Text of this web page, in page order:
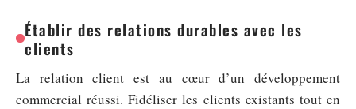
Établir des relations durables avec les
clients
La relation client est au cœur d’un développement
commercial réussi. Fidéliser les clients existants tout en